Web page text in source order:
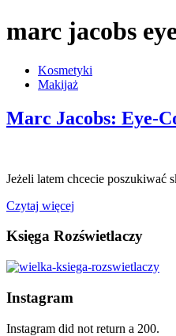
marc jacobs
Kosmetyki
Makijaż
Marc Jacobs: Eye-
Jeżeli latem chcecie poszukiwać
Czytaj więcej
Księga Rozświetlaczy
Instagram
Instagram did not return a 200.